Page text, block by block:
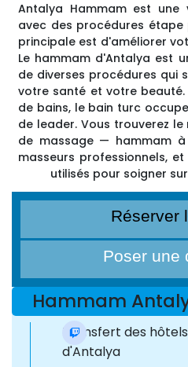
Antalya Hammam est
avec des procédures
principale est d'améliorer
Le hammam d'Antalya est
de diverses procédures qui
votre santé et votre
de bains, le bain turc
de leader. Vous trouverez
de massage — hammam
masseurs professionnels,
utilisés pour soigner
Réserver
Poser une
Hammam
Transfert des
d'Antalya